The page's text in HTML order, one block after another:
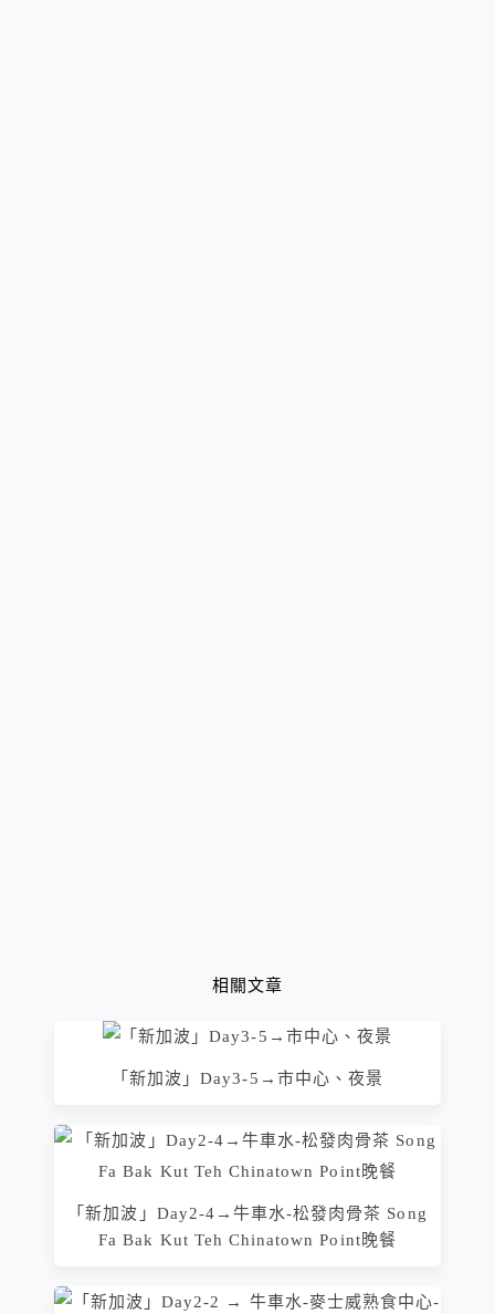
相關文章
「新加波」Day3-5→市中心、夜景
「新加波」Day2-4→牛車水-松發肉骨茶 Song
Fa Bak Kut Teh Chinatown Point晚餐